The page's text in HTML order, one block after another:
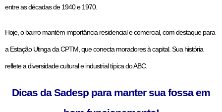
entre as décadas de 1940 e 1970.
Hoje, o bairro mantém importância residencial e comercial, com destaque para
a Estação Utinga da CPTM, que conecta moradores à capital. Sua história
reflete a diversidade cultural e industrial típica do ABC.
Dicas da Sadesp para manter sua fossa em